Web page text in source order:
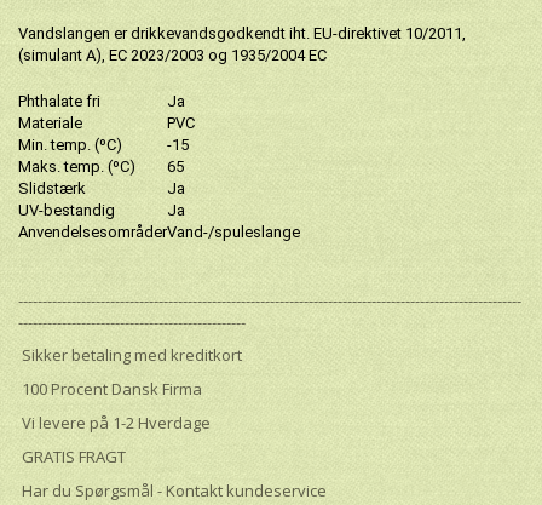
Vandslangen er drikkevandsgodkendt iht. EU-direktivet 10/2011,
(simulant A), EC 2023/2003 og 1935/2004 EC
Phthalate fri
Ja
Materiale
PVC
Min. temp. (ºC)
-15
Maks. temp. (ºC)
65
Slidstærk
Ja
UV-bestandig
Ja
AnvendelsesområderVand-/spuleslange
--------------------------------------------------------------------------------------------------------
-----------------------------------------------
Sikker betaling med kreditkort
100 Procent Dansk Firma
Vi levere på 1-2 Hverdage
GRATIS FRAGT
Har du Spørgsmål - Kontakt kundeservice